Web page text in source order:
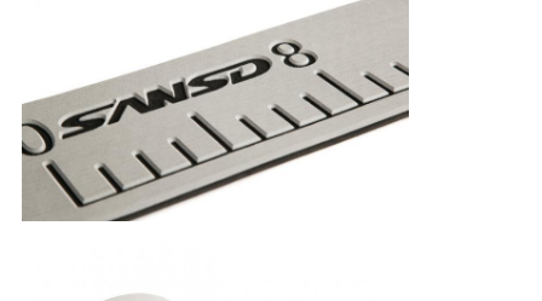
い